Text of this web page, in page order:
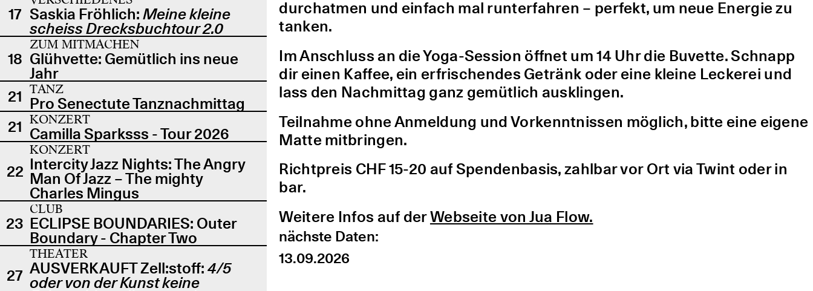
17 Saskia Fröhlich: Meine kleine
scheiss Drecksbuchtour 2.0
18
ZUM MITMACHEN
Glühvette: Gemütlich ins neue
Jahr
21 TANZ
Pro Senectute Tanznachmittag
21 KONZERT
Camilla Sparksss - Tour 2026
22
KONZERT
Intercity Jazz Nights: The Angry
Man Of Jazz – The mighty
Charles Mingus
23
CLUB
ECLIPSE BOUNDARIES: Outer
Boundary - Chapter Two
27
THEATER
AUSVERKAUFT Zell:stoff: 4/5
oder von der Kunst keine
durchatmen und einfach mal runterfahren – perfekt, um neue Energie zu
tanken.
Im Anschluss an die Yoga-Session öffnet um 14 Uhr die Buvette. Schnapp
dir einen Kaffee, ein erfrischendes Getränk oder eine kleine Leckerei und
lass den Nachmittag ganz gemütlich ausklingen.
Teilnahme ohne Anmeldung und Vorkenntnissen möglich, bitte eine eigene
Matte mitbringen.
Richtpreis CHF 15-20 auf Spendenbasis, zahlbar vor Ort via Twint oder in
bar.
Weitere Infos auf derWebseite von Jua Flow.
nächste Daten:
13.09.2026